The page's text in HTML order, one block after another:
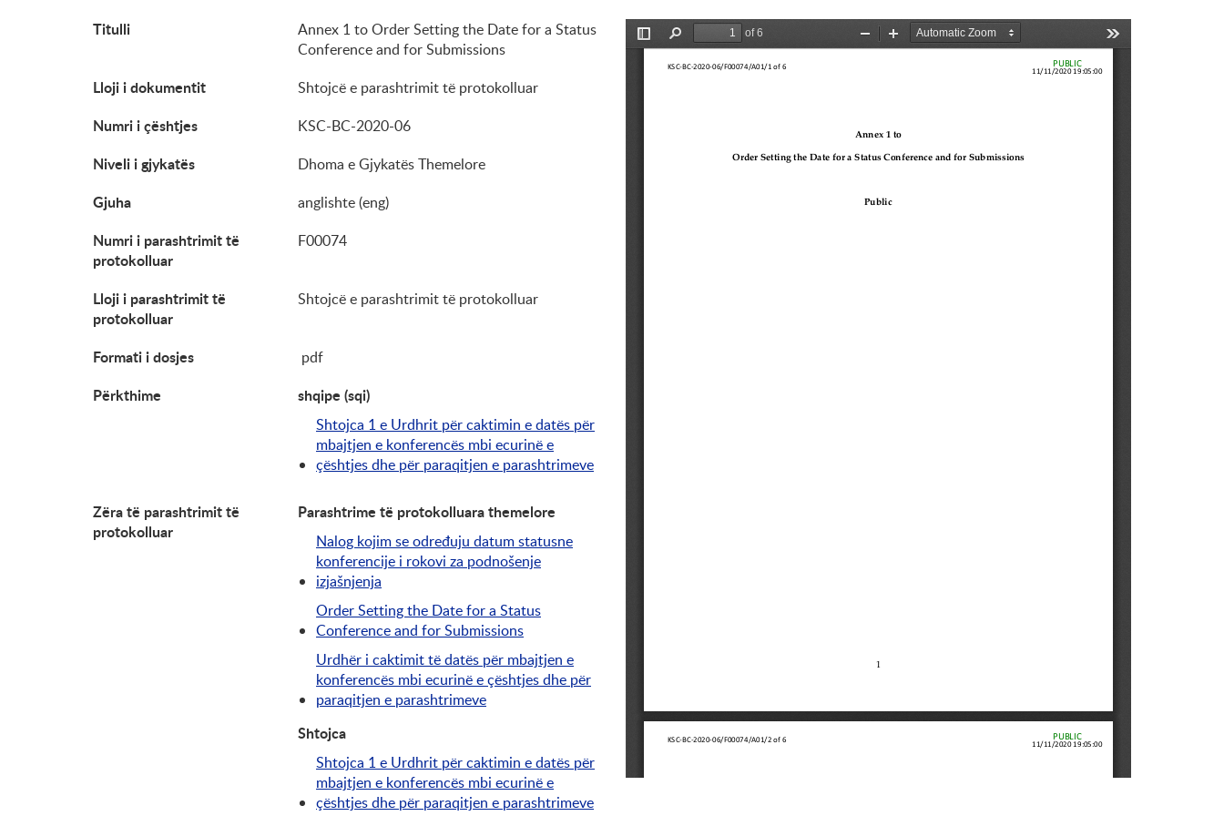
Titulli
Annex 1 to Order Setting the Date for a Status
Conference and for Submissions
Lloji i dokumentit Shtojcë e parashtrimit të protokolluar
Numri i çështjes KSC-BC-2020-06
Niveli i gjykatës Dhoma e Gjykatës Themelore
Gjuha anglishte (eng)
Numri i parashtrimit të
protokolluar
F00074
Lloji i parashtrimit të
protokolluar
Shtojcë e parashtrimit të protokolluar
Formati i dosjes pdf
Përkthime shqipe (sqi)
Shtojca 1 e Urdhrit për caktimin e datës për
mbajtjen e konferencës mbi ecurinë e
çështjes dhe për paraqitjen e parashtrimeve
Zëra të parashtrimit të
protokolluar
Parashtrime të protokolluara themelore
Nalog kojim se određuju datum statusne
konferencije i rokovi za podnošenje
izjašnjenja
Order Setting the Date for a Status
Conference and for Submissions
Urdhër i caktimit të datës për mbajtjen e
konferencës mbi ecurinë e çështjes dhe për
paraqitjen e parashtrimeve
Shtojca
Shtojca 1 e Urdhrit për caktimin e datës për
mbajtjen e konferencës mbi ecurinë e
çështjes dhe për paraqitjen e parashtrimeve
Pamja paraprake po hapet